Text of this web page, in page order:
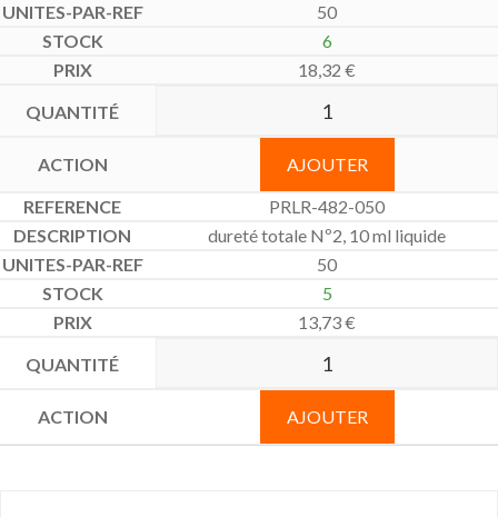
50
6
18,32 €
AJOUTER
PRLR-482-050
dureté totale Nº2, 10 ml liquide
50
5
13,73€
AJOUTER